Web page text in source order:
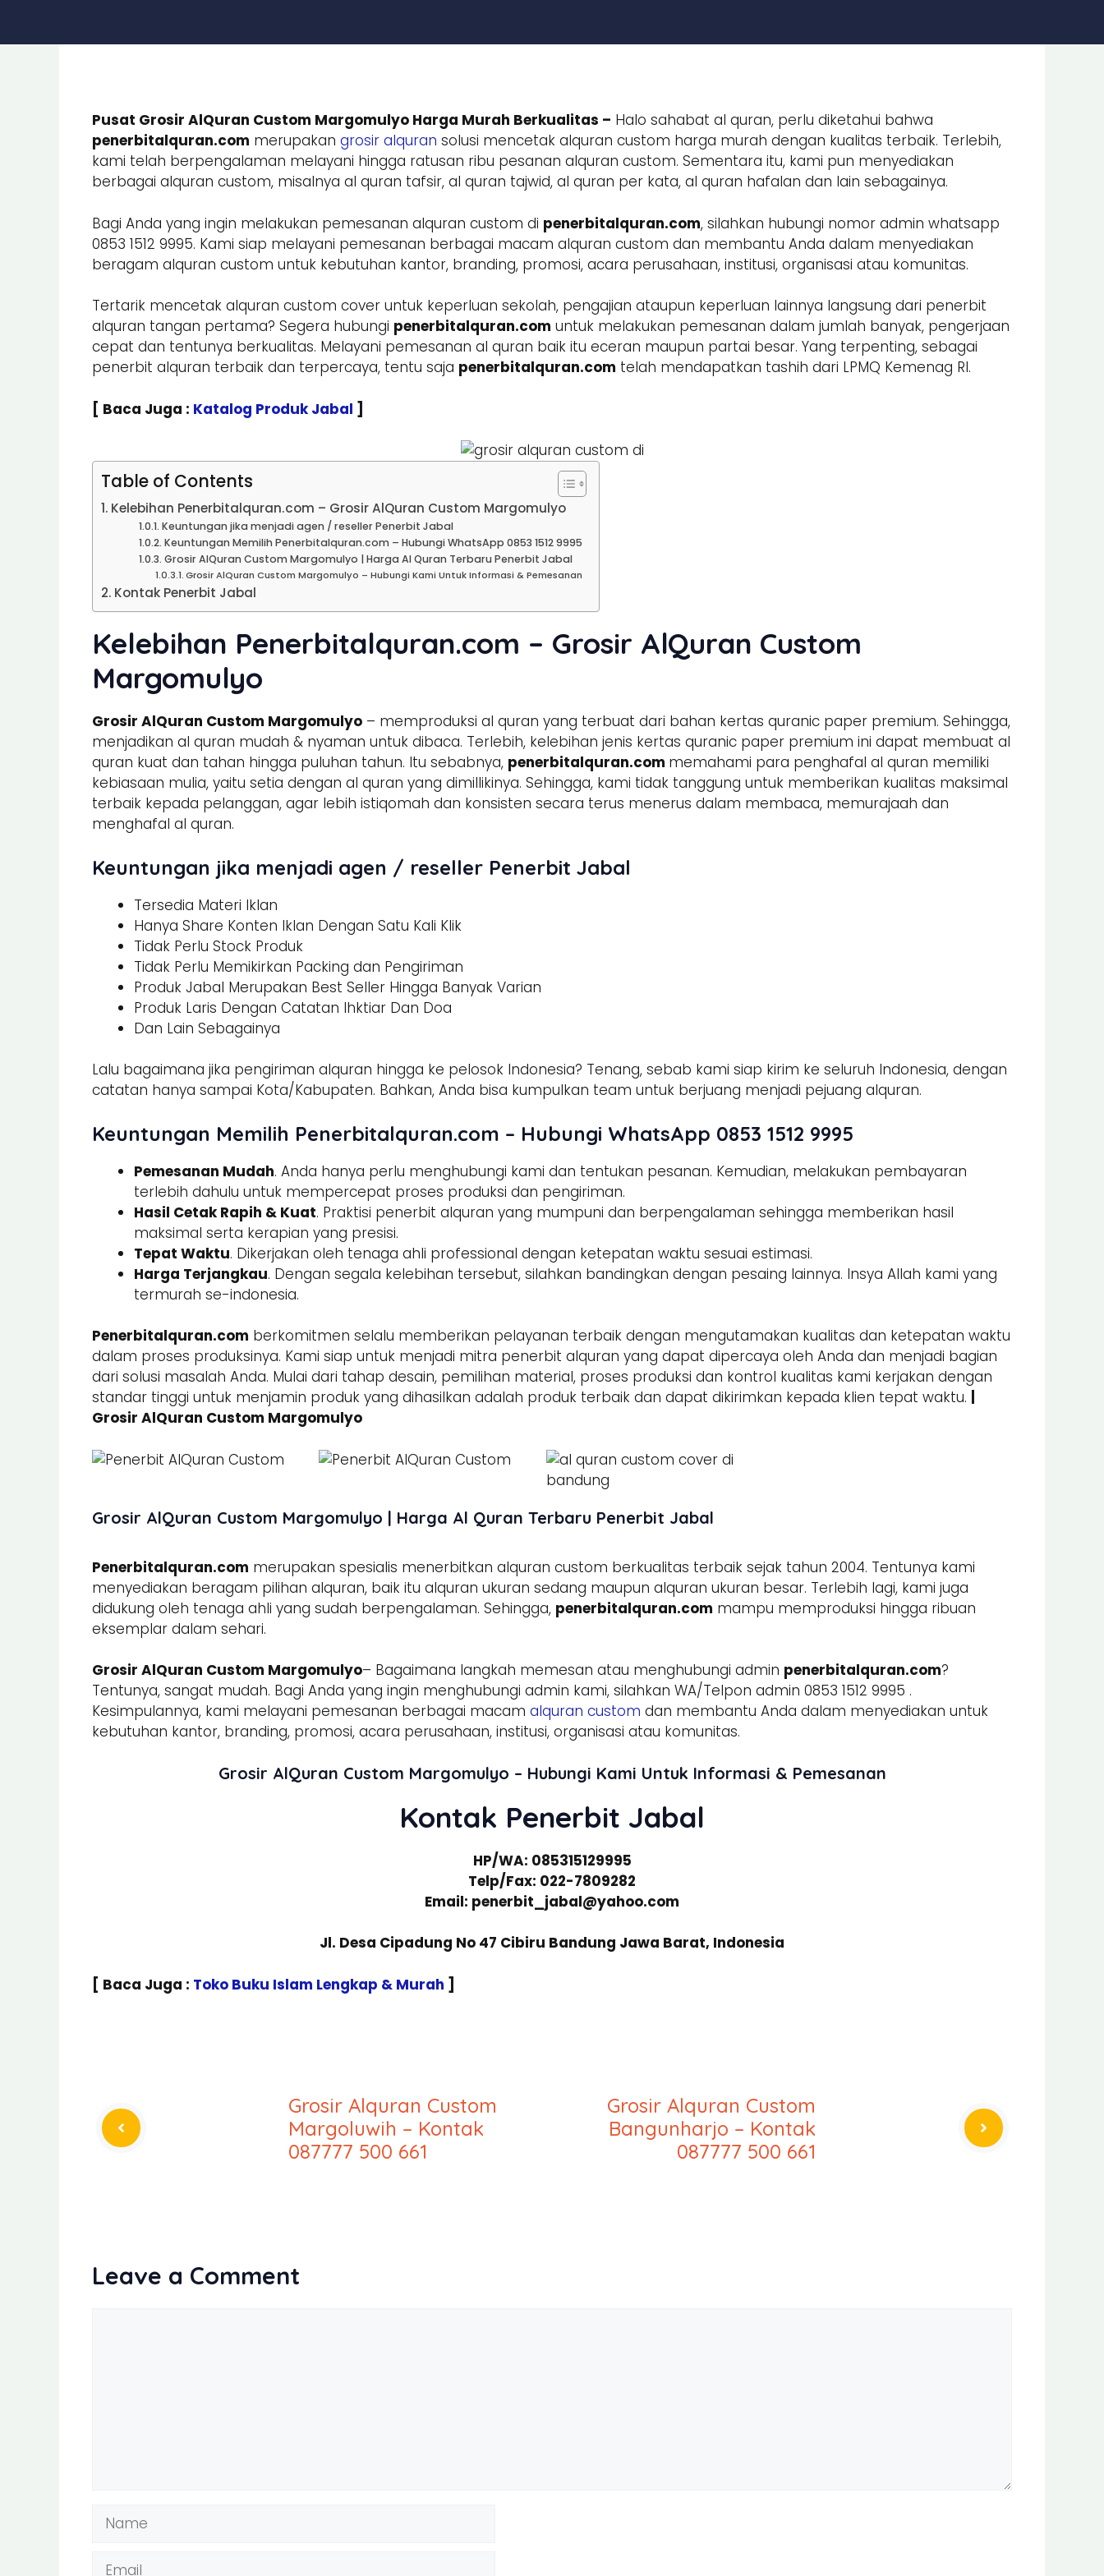
Pusat Grosir AlQuran Custom Margomulyo Harga Murah Berkualitas – Halo sahabat al quran, perlu diketahui bahwa
penerbitalquran.com merupakan grosir alquran solusi mencetak alquran custom harga murah dengan kualitas terbaik. Terlebih,
kami telah berpengalaman melayani hingga ratusan ribu pesanan alquran custom. Sementara itu, kami pun menyediakan
berbagai alquran custom, misalnya al quran tafsir, al quran tajwid, al quran per kata, al quran hafalan dan lain sebagainya.
Bagi Anda yang ingin melakukan pemesanan alquran custom di penerbitalquran.com, silahkan hubungi nomor admin whatsapp
0853 1512 9995. Kami siap melayani pemesanan berbagai macam alquran custom dan membantu Anda dalam menyediakan
beragam alquran custom untuk kebutuhan kantor, branding, promosi, acara perusahaan, institusi, organisasi atau komunitas.
Tertarik mencetak alquran custom cover untuk keperluan sekolah, pengajian ataupun keperluan lainnya langsung dari penerbit
alquran tangan pertama? Segera hubungi penerbitalquran.com untuk melakukan pemesanan dalam jumlah banyak, pengerjaan
cepat dan tentunya berkualitas. Melayani pemesanan al quran baik itu eceran maupun partai besar. Yang terpenting, sebagai
penerbit alquran terbaik dan terpercaya, tentu saja penerbitalquran.com telah mendapatkan tashih dari LPMQ Kemenag RI.
[ Baca Juga : Katalog Produk Jabal ]
Table of Contents
Kelebihan Penerbitalquran.com – Grosir AlQuran Custom Margomulyo
Keuntungan jika menjadi agen / reseller Penerbit Jabal
Keuntungan Memilih Penerbitalquran.com – Hubungi WhatsApp 0853 1512 9995
Grosir AlQuran Custom Margomulyo | Harga Al Quran Terbaru Penerbit Jabal
Grosir AlQuran Custom Margomulyo – Hubungi Kami Untuk Informasi & Pemesanan
Kontak Penerbit Jabal
Kelebihan Penerbitalquran.com – Grosir AlQuran Custom
Margomulyo
Grosir AlQuran Custom Margomulyo – memproduksi al quran yang terbuat dari bahan kertas quranic paper premium. Sehingga,
menjadikan al quran mudah & nyaman untuk dibaca. Terlebih, kelebihan jenis kertas quranic paper premium ini dapat membuat al
quran kuat dan tahan hingga puluhan tahun. Itu sebabnya, penerbitalquran.com memahami para penghafal al quran memiliki
kebiasaan mulia, yaitu setia dengan al quran yang dimillikinya. Sehingga, kami tidak tanggung untuk memberikan kualitas maksimal
terbaik kepada pelanggan, agar lebih istiqomah dan konsisten secara terus menerus dalam membaca, memurajaah dan
menghafal al quran.
Keuntungan jika menjadi agen / reseller Penerbit Jabal
Tersedia Materi Iklan
Hanya Share Konten Iklan Dengan Satu Kali Klik
Tidak Perlu Stock Produk
Tidak Perlu Memikirkan Packing dan Pengiriman
Produk Jabal Merupakan Best Seller Hingga Banyak Varian
Produk Laris Dengan Catatan Ihktiar Dan Doa
Dan Lain Sebagainya
Lalu bagaimana jika pengiriman alquran hingga ke pelosok Indonesia? Tenang, sebab kami siap kirim ke seluruh Indonesia, dengan
catatan hanya sampai Kota/Kabupaten. Bahkan, Anda bisa kumpulkan team untuk berjuang menjadi pejuang alquran.
Keuntungan Memilih Penerbitalquran.com – Hubungi WhatsApp 0853 1512 9995
Pemesanan Mudah. Anda hanya perlu menghubungi kami dan tentukan pesanan. Kemudian, melakukan pembayaran
terlebih dahulu untuk mempercepat proses produksi dan pengiriman.
Hasil Cetak Rapih & Kuat. Praktisi penerbit alquran yang mumpuni dan berpengalaman sehingga memberikan hasil
maksimal serta kerapian yang presisi.
Tepat Waktu. Dikerjakan oleh tenaga ahli professional dengan ketepatan waktu sesuai estimasi.
Harga Terjangkau. Dengan segala kelebihan tersebut, silahkan bandingkan dengan pesaing lainnya. Insya Allah kami yang
termurah se-indonesia.
Penerbitalquran.com berkomitmen selalu memberikan pelayanan terbaik dengan mengutamakan kualitas dan ketepatan waktu
dalam proses produksinya. Kami siap untuk menjadi mitra penerbit alquran yang dapat dipercaya oleh Anda dan menjadi bagian
dari solusi masalah Anda. Mulai dari tahap desain, pemilihan material, proses produksi dan kontrol kualitas kami kerjakan dengan
standar tinggi untuk menjamin produk yang dihasilkan adalah produk terbaik dan dapat dikirimkan kepada klien tepat waktu.
Grosir AlQuran Custom Margomulyo
Grosir AlQuran Custom Margomulyo | Harga Al Quran Terbaru Penerbit Jabal
Penerbitalquran.com merupakan spesialis menerbitkan alquran custom berkualitas terbaik sejak tahun 2004. Tentunya kami
menyediakan beragam pilihan alquran, baik itu alquran ukuran sedang maupun alquran ukuran besar. Terlebih lagi, kami juga
didukung oleh tenaga ahli yang sudah berpengalaman. Sehingga, penerbitalquran.com mampu memproduksi hingga ribuan
eksemplar dalam sehari.
Grosir AlQuran Custom Margomulyo– Bagaimana langkah memesan atau menghubungi admin penerbitalquran.com?
Tentunya, sangat mudah. Bagi Anda yang ingin menghubungi admin kami, silahkan WA/Telpon admin 0853 1512 9995 .
Kesimpulannya, kami melayani pemesanan berbagai macam alquran custom dan membantu Anda dalam menyediakan untuk
kebutuhan kantor, branding, promosi, acara perusahaan, institusi, organisasi atau komunitas.
Grosir AlQuran Custom Margomulyo – Hubungi Kami Untuk Informasi & Pemesanan
Kontak Penerbit Jabal
HP/WA: 085315129995
Telp/Fax: 022-7809282
Email: penerbit_jabal@yahoo.com
Jl. Desa Cipadung No 47 Cibiru Bandung Jawa Barat, Indonesia
[ Baca Juga : Toko Buku Islam Lengkap & Murah ]
Grosir Alquran Custom
Margoluwih – Kontak
087777 500 661
Grosir Alquran Custom
Bangunharjo – Kontak
087777 500 661
Leave a Comment
Name
Email